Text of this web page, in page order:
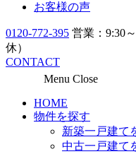
お客様の声
0120-772-395 営業：9:30
休）
CONTACT
Menu Close
HOME
物件を探す
新築一戸建て
中古一戸建て